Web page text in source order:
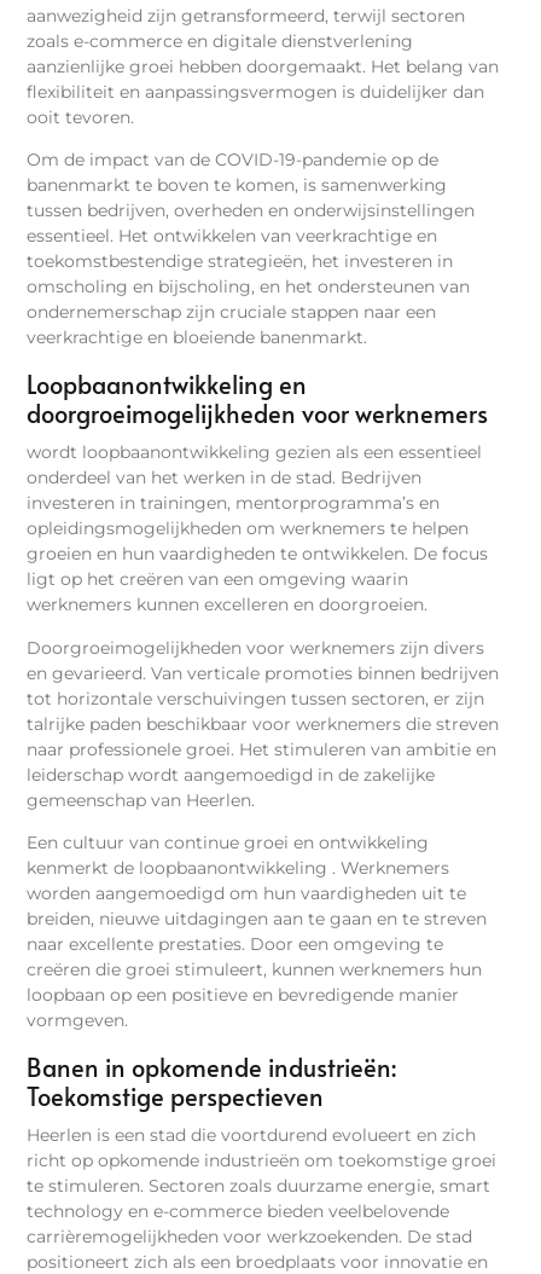
aanwezigheid zijn getransformeerd, terwijl sectoren
zoals e-commerce en digitale dienstverlening
aanzienlijke groei hebben doorgemaakt. Het belang van
flexibiliteit en aanpassingsvermogen is duidelijker dan
ooit tevoren.
Om de impact van de COVID-19-pandemie op de
banenmarkt te boven te komen, is samenwerking
tussen bedrijven, overheden en onderwijsinstellingen
essentieel. Het ontwikkelen van veerkrachtige en
toekomstbestendige strategieën, het investeren in
omscholing en bijscholing, en het ondersteunen van
ondernemerschap zijn cruciale stappen naar een
veerkrachtige en bloeiende banenmarkt.
Loopbaanontwikkeling en
doorgroeimogelijkheden voor werknemers
wordt loopbaanontwikkeling gezien als een essentieel
onderdeel van het werken in de stad. Bedrijven
investeren in trainingen, mentorprogramma’s en
opleidingsmogelijkheden om werknemers te helpen
groeien en hun vaardigheden te ontwikkelen. De focus
ligt op het creëren van een omgeving waarin
werknemers kunnen excelleren en doorgroeien.
Doorgroeimogelijkheden voor werknemers zijn divers
en gevarieerd. Van verticale promoties binnen bedrijven
tot horizontale verschuivingen tussen sectoren, er zijn
talrijke paden beschikbaar voor werknemers die streven
naar professionele groei. Het stimuleren van ambitie en
leiderschap wordt aangemoedigd in de zakelijke
gemeenschap van Heerlen.
Een cultuur van continue groei en ontwikkeling
kenmerkt de loopbaanontwikkeling . Werknemers
worden aangemoedigd om hun vaardigheden uit te
breiden, nieuwe uitdagingen aan te gaan en te streven
naar excellente prestaties. Door een omgeving te
creëren die groei stimuleert, kunnen werknemers hun
loopbaan op een positieve en bevredigende manier
vormgeven.
Banen in opkomende industrieën:
Toekomstige perspectieven
Heerlen is een stad die voortdurend evolueert en zich
richt op opkomende industrieën om toekomstige groei
te stimuleren. Sectoren zoals duurzame energie, smart
technology en e-commerce bieden veelbelovende
carrièremogelijkheden voor werkzoekenden. De stad
positioneert zich als een broedplaats voor innovatie en